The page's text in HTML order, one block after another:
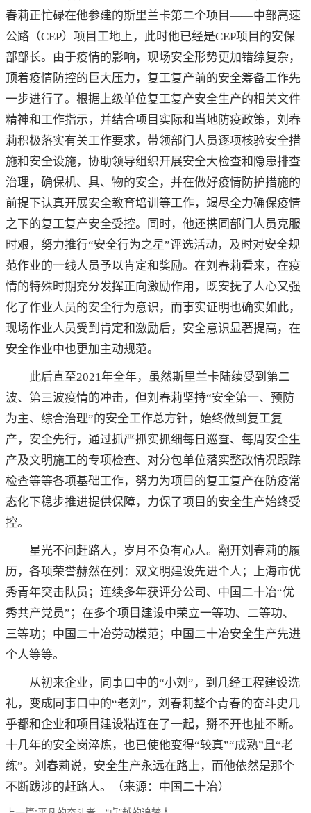
春莉正忙碌在他参建的斯里兰卡第二个项目——中部高速
公路（CEP）项目工地上，此时他已经是CEP项目的安保
部部长。由于疫情的影响，现场安全形势更加错综复杂，
顶着疫情防控的巨大压力，复工复产前的安全筹备工作先
一步进行了。根据上级单位复工复产安全生产的相关文件
精神和工作指示，并结合项目实际和当地防疫政策，刘春
莉积极落实有关工作要求，带领部门人员逐项核验安全措
施和安全设施，协助领导组织开展安全大检查和隐患排查
治理，确保机、具、物的安全，并在做好疫情防护措施的
前提下认真开展安全教育培训等工作，竭尽全力确保疫情
之下的复工复产安全受控。同时，他还携同部门人员克服
时艰，努力推行“安全行为之星”评选活动，及时对安全规
范作业的一线人员予以肯定和奖励。在刘春莉看来，在疫
情的特殊时期充分发挥正向激励作用，既安抚了人心又强
化了作业人员的安全行为意识，而事实证明也确实如此，
现场作业人员受到肯定和激励后，安全意识显著提高，在
安全作业中也更加主动规范。
此后直至2021年全年，虽然斯里兰卡陆续受到第二
波、第三波疫情的冲击，但刘春莉坚持“安全第一、预防
为主、综合治理”的安全工作总方针，始终做到复工复
产，安全先行，通过抓严抓实抓细每日巡查、每周安全生
产及文明施工的专项检查、对分包单位落实整改情况跟踪
检查等等各项基础工作，努力为项目的复工复产在防疫常
态化下稳步推进提供保障，力保了项目的安全生产始终受
控。
星光不问赶路人，岁月不负有心人。翻开刘春莉的履
历，各项荣誉赫然在列：双文明建设先进个人；上海市优
秀青年突击队员；连续多年获评分公司、中国二十冶“优
秀共产党员”；在多个项目建设中荣立一等功、二等功、
三等功；中国二十冶劳动模范；中国二十冶安全生产先进
个人等等。
从初来企业，同事口中的“小刘”，到几经工程建设洗
礼，变成同事口中的“老刘”，刘春莉整个青春的奋斗史几
乎都和企业和项目建设粘连在了一起，掰不开也扯不断。
十几年的安全岗淬炼，也已使他变得“较真”“成熟”且“老
练”。刘春莉说，安全生产永远在路上，而他依然是那个
不断跋涉的赶路人。（来源：中国二十冶）